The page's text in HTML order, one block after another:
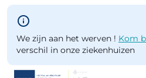
Skip to main content
We zijn aan het werven ! Kom
verschil in onze ziekenhuizen